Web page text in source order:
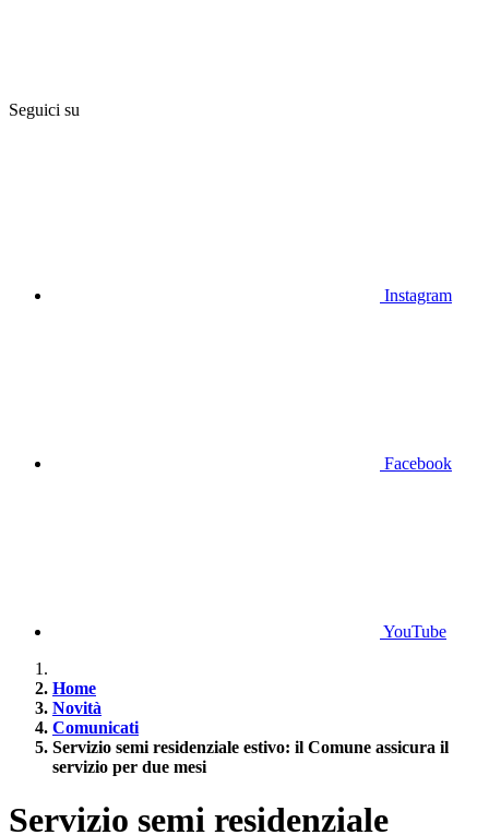
Seguici su
Instagram
Facebook
YouTube
Home
Novità
Comunicati
Servizio semi residenziale estivo: il Comune assicura il
servizio per due mesi
Servizio semi residenziale